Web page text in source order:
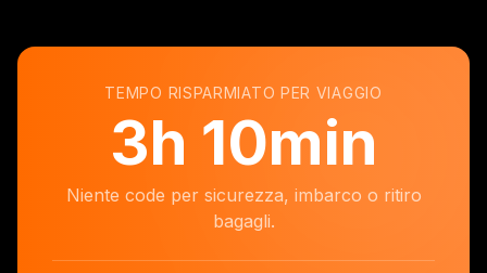
TEMPO RISPARMIATO PER VIAGGIO
3h 10min
Niente code per sicurezza, imbarco o ritiro
bagagli.